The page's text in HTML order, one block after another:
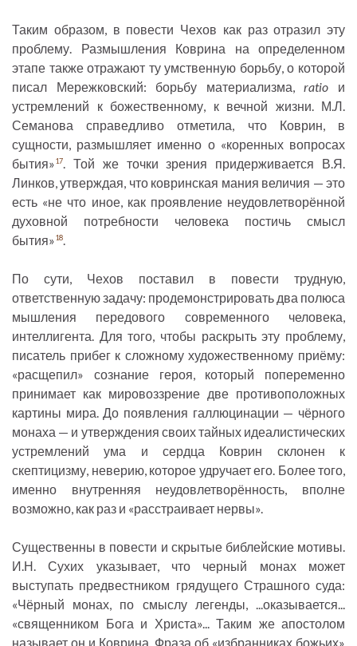
Таким образом, в повести Чехов как раз отразил эту
проблему. Размышления Коврина на определенном
этапе также отражают ту умственную борьбу, о которой
писал Мережковский: борьбу материализма,ratio и
устремлений к божественному, к вечной жизни. М.Л.
Семанова справедливо отметила, что Коврин, в
сущности, размышляет именно о «коренных вопросах
бытия»17. Той же точки зрения придерживается В.Я.
Линков, утверждая, что ковринская мания величия — это
есть «не что иное, как проявление неудовлетворённой
духовной потребности человека постичь смысл
бытия»18.
По сути, Чехов поставил в повести трудную,
ответственную задачу: продемонстрировать два полюса
мышления передового современного человека,
интеллигента. Для того, чтобы раскрыть эту проблему,
писатель прибег к сложному художественному приёму:
«расщепил» сознание героя, который попеременно
принимает как мировоззрение две противоположных
картины мира. До появления галлюцинации — чёрного
монаха — и утверждения своих тайных идеалистических
устремлений ума и сердца Коврин склонен к
скептицизму, неверию, которое удручает его. Более того,
именно внутренняя неудовлетворённость, вполне
возможно, как раз и «расстраивает нервы».
Существенны в повести и скрытые библейские мотивы.
И.Н. Сухих указывает, что черный монах может
выступать предвестником грядущего Страшного суда:
«Чёрный монах, по смыслу легенды, ...оказывается...
«священником Бога и Христа»... Таким же апостолом
называет он и Коврина. Фраза об «избранниках божьих»